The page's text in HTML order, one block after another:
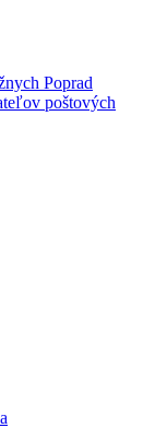
Poprad
poštových